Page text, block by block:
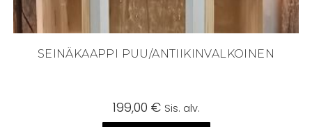
SEINÄKAAPPI PUU/ANTIIKINVALKOINEN
199,00 € Sis. alv.